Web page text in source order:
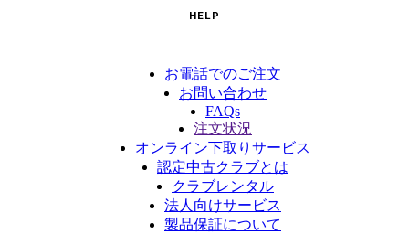
HELP
お電話でのご注文
お問い合わせ
FAQs
注文状況
オンライン下取りサービス
認定中古クラブとは
クラブレンタル
法人向けサービス
製品保証について